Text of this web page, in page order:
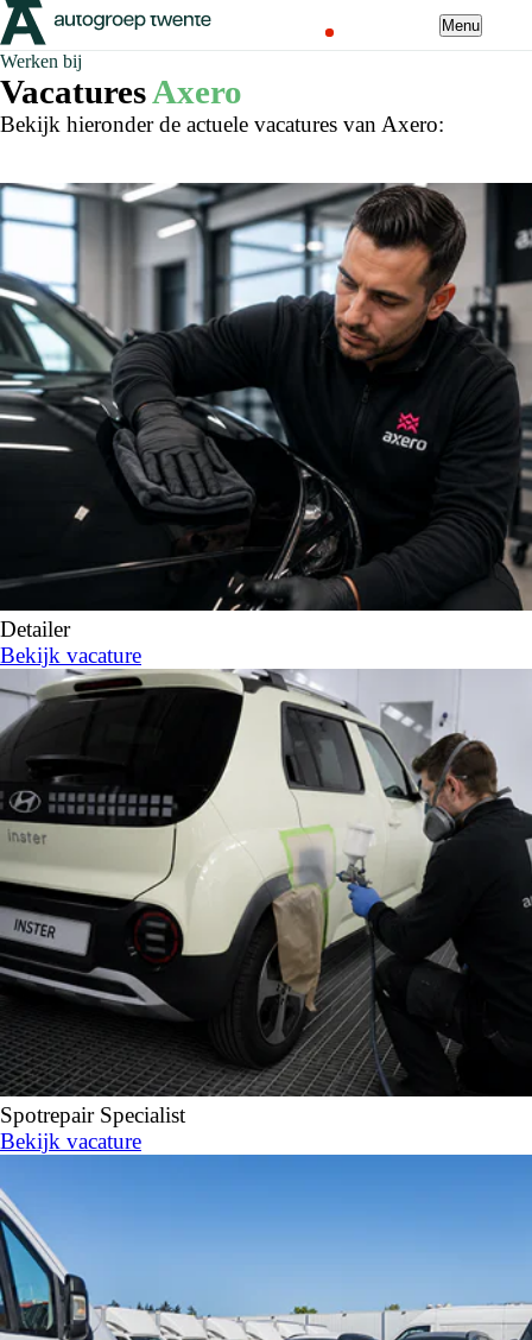
Menu
Werken bij
VacaturesAxero
Bekijk hieronder de actuele vacatures van Axero:
Detailer
Bekijk vacature
Spotrepair Specialist
Bekijk vacature